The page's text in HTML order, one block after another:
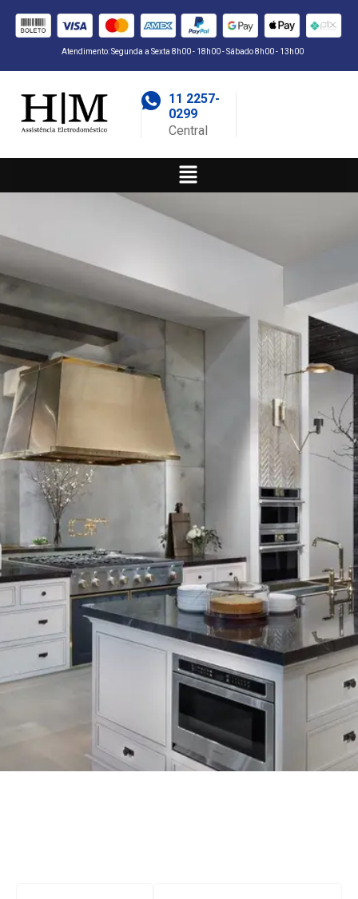
Atendimento: Segunda a Sexta 8h00 - 18h00 - Sábado 8h00 - 13h00
11 2257-
0299
Central